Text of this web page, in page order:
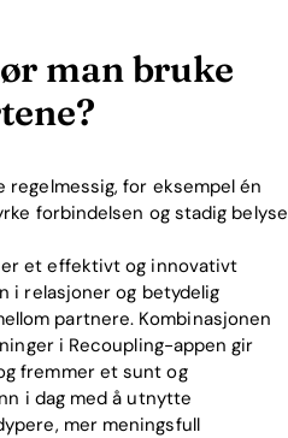
man bruke
regelmessig, for eksempel én
forbindelsen og stadig belyse
et effektivt og innovativt
i relasjoner og betydelig
partnere. Kombinasjonen
i Recoupling-appen gir
fremmer et sunt og
i dag med å utnytte
mer meningsfull